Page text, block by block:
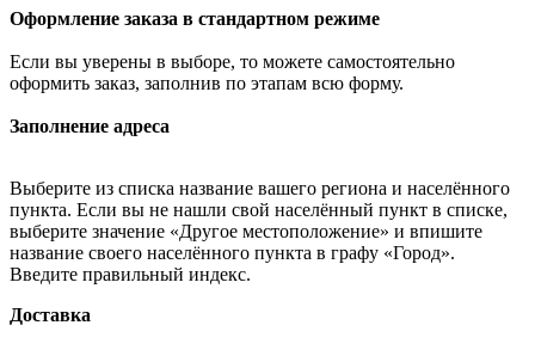
Оформление заказа в стандартном режиме
Если вы уверены в выборе, то можете самостоятельно
оформить заказ, заполнив по этапам всю форму.
Заполнение адреса
Выберите из списка название вашего региона и населённого
пункта. Если вы не нашли свой населённый пункт в списке,
выберите значение «Другое местоположение» и впишите
название своего населённого пункта в графу «Город».
Введите правильный индекс.
Доставка